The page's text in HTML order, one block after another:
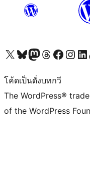
Visit our X (formerly Twitter) account
Visit our Bluesky account
Visit our Mastodon account
Visit our Threads account
Visit our Facebook page
Visit ourVisit
โค้ดเป็นดั่งบทกวี
The WordPress®
of the WordPress